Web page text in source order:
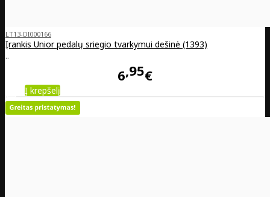
LT13-DI000166
Įrankis Unior pedalų sriegio tvarkymui dešinė (1393)
..
6 95€
Į krepšelį